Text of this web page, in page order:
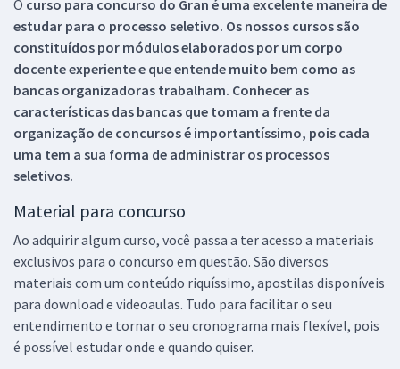
O curso para concurso do Gran é uma excelente maneira de
estudar para o processo seletivo. Os nossos cursos são
constituídos por módulos elaborados por um corpo
docente experiente e que entende muito bem como as
bancas organizadoras trabalham. Conhecer as
características das bancas que tomam a frente da
organização de concursos é importantíssimo, pois cada
uma tem a sua forma de administrar os processos
seletivos.
Material para concurso
Ao adquirir algum curso, você passa a ter acesso a materiais
exclusivos para o concurso em questão. São diversos
materiais com um conteúdo riquíssimo, apostilas disponíveis
para download e videoaulas. Tudo para facilitar o seu
entendimento e tornar o seu cronograma mais flexível, pois
é possível estudar onde e quando quiser.